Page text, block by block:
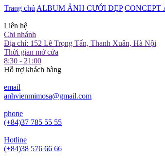
Trang chủ ALBUM ẢNH CƯỚI ĐẸP CONCEPT
Liên hệ
Chi nhánh
Địa chỉ: 152 Lê Trọng Tấn, Thanh Xuân, Hà Nội
Thời gian mở cửa
8:30 - 21:00
Hỗ trợ khách hàng
email
anhvienmimosa@gmail.com
phone
(+84)37 785 55 55
Hotline
(+84)38 576 66 66